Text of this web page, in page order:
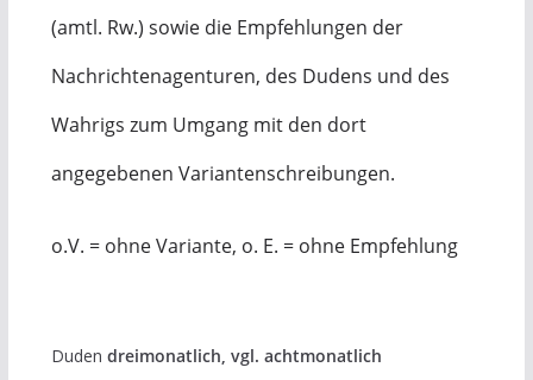
(amtl. Rw.) sowie die Empfehlungen der
Nachrichtenagenturen, des Dudens und des
Wahrigs zum Umgang mit den dort
angegebenen Variantenschreibungen.
o.V. = ohne Variante, o. E. = ohne Empfehlung
Duden dreimonatlich, vgl. achtmonatlich